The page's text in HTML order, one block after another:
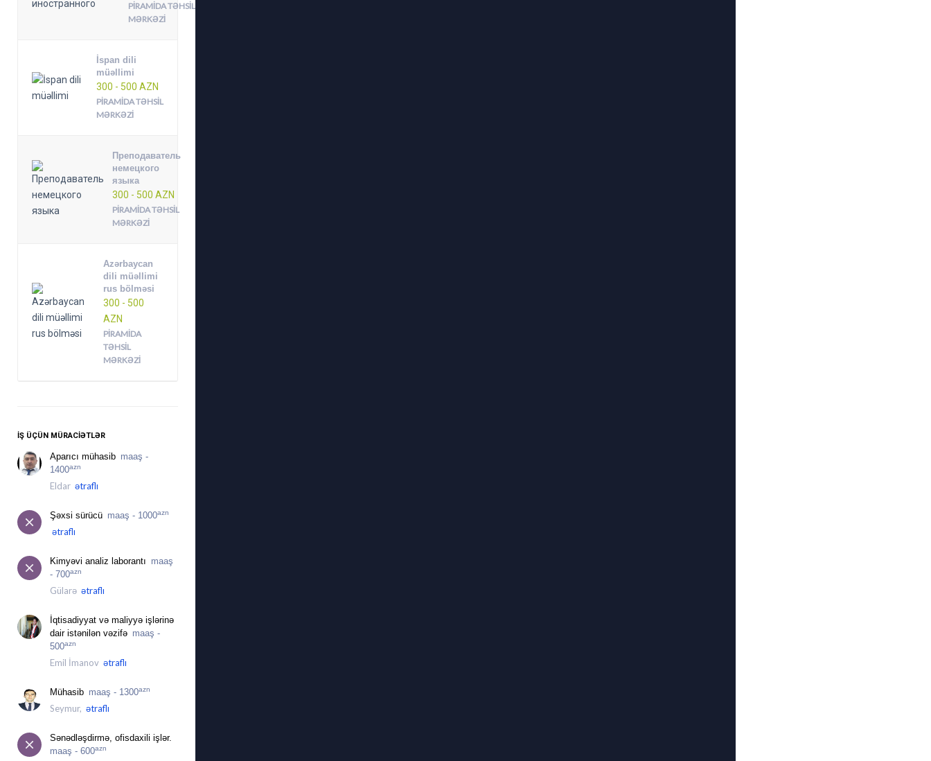
PIRAMIDA TƏHSIL
MƏRKƏZI
İspan dili
müəllimi
300 - 500 AZN
PIRAMIDA TƏHSIL
MƏRKƏZI
Преподаватель
немецкого
языка
300 - 500 AZN
PIRAMIDA TƏHSIL
MƏRKƏZI
Azərbaycan
dili müəllimi
rus bölməsi
300 - 500
AZN
PIRAMIDA
TƏHSIL
MƏRKƏZI
İŞ ÜÇÜN MÜRACIƏTLƏR
Aparıcı mühasib maaş -
1400azn
Eldar ətraflı
Şəxsi sürücü maaş - 1000azn
ətraflı
Kimyəvi analiz laborantı maaş
- 700azn
Gülarə ətraflı
İqtisadiyyat və maliyyə işlərinə
dair istənilən vəzifə maaş -
500azn
Emil İmanov ətraflı
Mühasib maaş - 1300azn
Seymur, ətraflı
Sənədləşdirmə, ofisdaxili işlər.
maaş - 600azn